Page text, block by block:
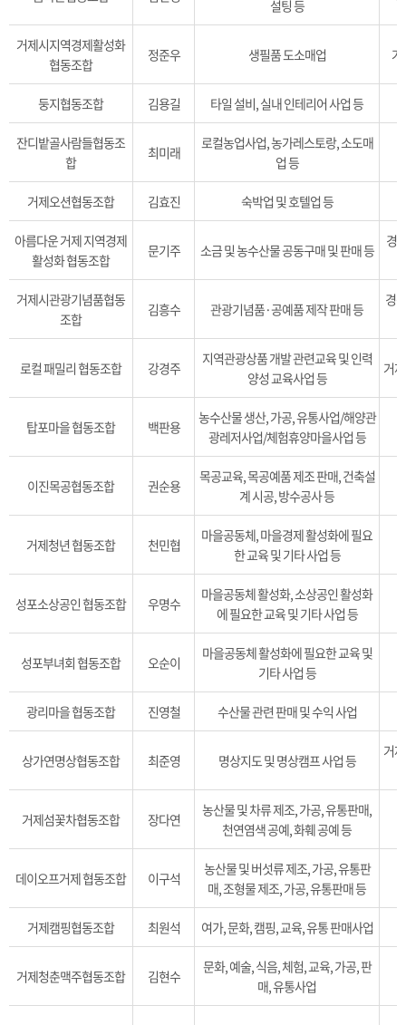
설팅 등
거제시지역경제활성화
협동조합
정준우 생필품 도소매업
둥지협동조합 김용길 타일 설비, 실내 인테리어 사업 등
잔디밭골사람들협동조
합
최미래
로컬농업사업, 농가레스토랑, 소도매
업 등
거제오션협동조합 김효진 숙박업 및 호텔업 등
아름다운 거제 지역경제
활성화 협동조합
문기주 소금 및 농수산물 공동구매 및 판매 등
경
거제시관광기념품협동
조합
김흥수 관광기념품·공예품 제작 판매 등
경
로컬 패밀리 협동조합 강경주
지역관광상품 개발 관련교육 및 인력
양성 교육사업 등
거
탑포마을 협동조합 백판용
농수산물 생산, 가공, 유통사업/해양관
광레저사업/체험휴양마을사업 등
이진목공협동조합 권순용
목공교육, 목공예품 제조 판매, 건축설
계 시공, 방수공사 등
거제청년 협동조합 천민협
마을공동체, 마을경제 활성화에 필요
한 교육 및 기타 사업 등
성포소상공인 협동조합 우명수
마을공동체 활성화, 소상공인 활성화
에 필요한 교육 및 기타 사업 등
성포부녀회 협동조합 오순이
마을공동체 활성화에 필요한 교육 및
기타 사업 등
광리마을 협동조합 진영철 수산물 관련 판매 및 수익 사업
상가연명상협동조합 최준영 명상지도 및 명상캠프 사업 등
거
거제섬꽃차협동조합 장다연
농산물 및 차류 제조, 가공, 유통판매,
천연염색 공예, 화훼 공예 등
데이오프거제 협동조합 이구석
농산물 및 버섯류 제조, 가공, 유통판
매, 조형물 제조, 가공, 유통판매 등
거제캠핑협동조합 최원석 여가, 문화, 캠핑, 교육, 유통 판매사업
거제청춘맥주협동조합 김현수
문화, 예술, 식음, 체험, 교육, 가공, 판
매, 유통사업